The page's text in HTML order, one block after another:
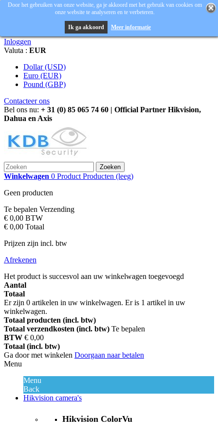
Inloggen
Valuta : EUR
Dollar (USD)
Euro (EUR)
Pound (GBP)
Contacteer ons
Bel ons nu: + 31 (0) 85 065 74 60 | Official Partner Hikvision,
Dahua en Axis
Zoeken
Winkelwagen 0 Product Producten (leeg)
Geen producten
Te bepalen Verzending
€ 0,00 BTW
€ 0,00 Totaal
Prijzen zijn incl. btw
Afrekenen
Het product is succesvol aan uw winkelwagen toegevoegd
Aantal
Totaal
Er zijn 0 artikelen in uw winkelwagen. Er is 1 artikel in uw
winkelwagen.
Totaal producten (incl. btw)
Totaal verzendkosten (incl. btw) Te bepalen
BTW € 0,00
Totaal (incl. btw)
Ga door met winkelen Doorgaan naar betalen
Door het gebruiken van onze website, ga je akkoord met het gebruik van cookies om
onze website te analyseren en te verbeteren.
Ik ga akkoord Meer informatie
Menu
Menu
Back
Hikvision camera's
Hikvision ColorVu